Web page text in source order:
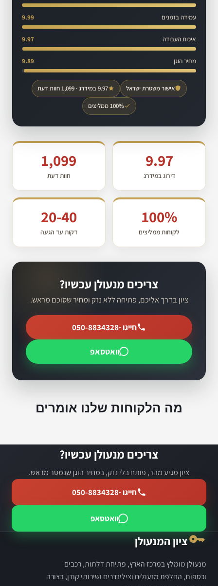
עמידה בזמנים 9.99
איכות העבודה 9.97
מחיר הוגן 9.89
אישור משטרת ישראל 9.97 במידרג · 1,099 חוות דעת
100% ממליצים
9.97
דירוג במידרג
1,099
חוות דעת
100%
לקוחות ממליצים
20-40
דקות עד הגעה
צריכים מנעולן עכשיו?
ציון בדרך אליכם, פתיחה ללא נזק ומחיר שסוכם מראש.
חייגו ·050-8834328
וואטסאפ
מה הלקוחות שלנו אומרים
צריכים מנעולן עכשיו?
ציון מגיע מהר, פותח בלי נזק, במחיר הוגן שנמסר מראש.
חייגו ·050-8834328
וואטסאפ
ציון המנעולן
מנעולן מומלץ במרכז הארץ, פתיחת דלתות, רכבים
וכספות, החלפת מנעולים וצילינדרים ושירותי קודן, בצורה